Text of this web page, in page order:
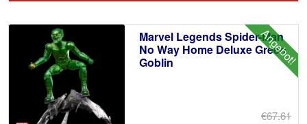
Angebot!
Marvel Legends Spider-Man
No Way Home Deluxe Green
Goblin
€67.61